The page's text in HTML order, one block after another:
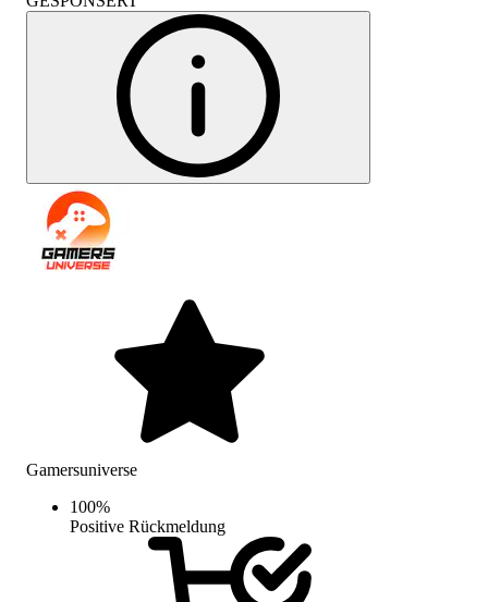
Gamersuniverse
100%
Positive Rückmeldung